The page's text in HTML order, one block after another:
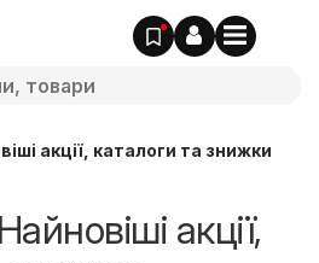
акції, каталоги та знижки
акції,